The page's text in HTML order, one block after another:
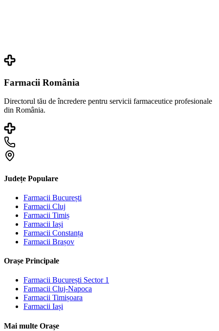
Farmacii România
Directorul tău de încredere pentru servicii farmaceutice profesionale
din România.
Județe Populare
Farmacii București
Farmacii Cluj
Farmacii Timiș
Farmacii Iași
Farmacii Constanța
Farmacii Brașov
Orașe Principale
Farmacii București Sector 1
Farmacii Cluj-Napoca
Farmacii Timișoara
Farmacii Iași
Mai multe Orașe